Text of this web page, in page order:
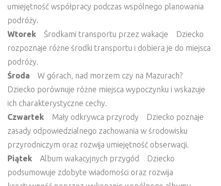
umiejętność współpracy podczas wspólnego planowania
podróży.
Wtorek
Środkami transportu przez wakacje Dziecko
rozpoznaje różne środki transportu i dobiera je do miejsca
podróży.
Środa
W górach, nad morzem czy na Mazurach?
Dziecko porównuje różne miejsca wypoczynku i wskazuje
ich charakterystyczne cechy.
Czwartek
Mały odkrywca przyrody Dziecko poznaje
zasady odpowiedzialnego zachowania w środowisku
przyrodniczym oraz rozwija umiejętność obserwacji.
Piątek
Album wakacyjnych przygód Dziecko
podsumowuje zdobyte wiadomości oraz rozwija